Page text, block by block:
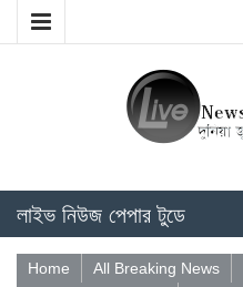
লাইভ নিউজ পেপার টুডে
Home All Breaking News